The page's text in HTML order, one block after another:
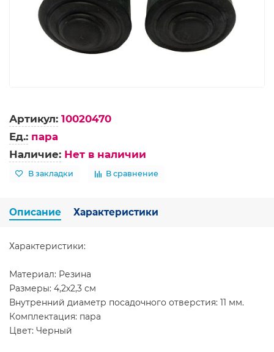
Артикул: 10020470
Ед.: пара
Наличие: Нет в наличии
В закладки В сравнение
Описание Характеристики
Характеристики:
Материал: Резина
Размеры: 4,2х2,3 см
Внутренний диаметр посадочного отверстия: 11 мм.
Комплектация: пара
Цвет: Черный